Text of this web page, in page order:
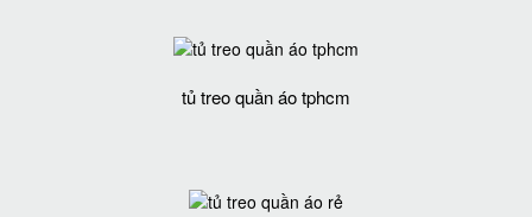
tủ treo quần áo tphcm